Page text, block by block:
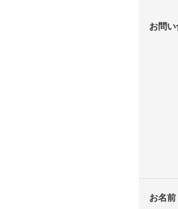
お問
お名前